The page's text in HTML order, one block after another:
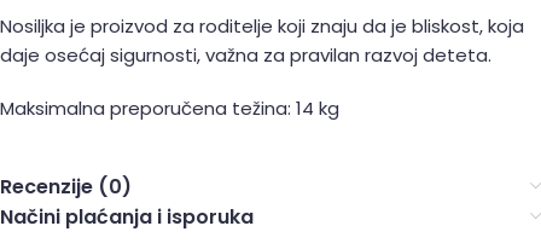
Nosiljka je proizvod za roditelje koji znaju da je bliskost, koja
daje osećaj sigurnosti, važna za pravilan razvoj deteta.
Maksimalna preporučena težina: 14 kg
Recenzije (0)
Načini plaćanja i isporuka